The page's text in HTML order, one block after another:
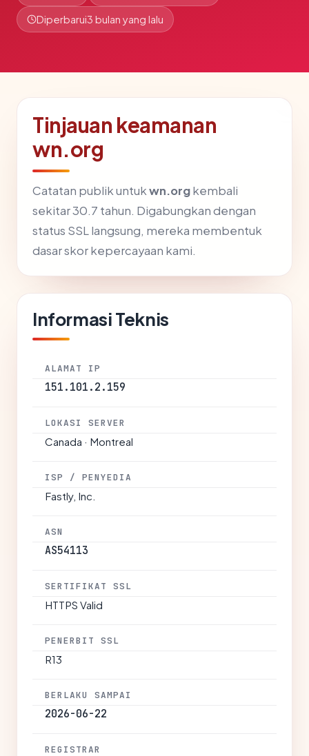
Diperbarui3 bulan yang lalu
Tinjauan keamanan
wn.org
Catatan publik untukwn.orgkembali
sekitar 30.7 tahun. Digabungkan dengan
status SSL langsung, mereka membentuk
dasar skor kepercayaan kami.
Informasi Teknis
ALAMAT IP
151.101.2.159
LOKASI SERVER
Canada · Montreal
ISP / PENYEDIA
Fastly, Inc.
ASN
AS54113
SERTIFIKAT SSL
HTTPS Valid
PENERBIT SSL
R13
BERLAKU SAMPAI
2026-06-22
REGISTRAR